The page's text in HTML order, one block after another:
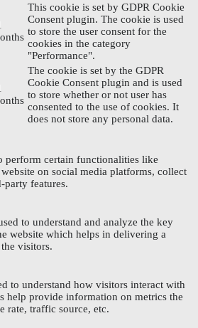
This cookie is set by GDPR Cookie
Consent plugin. The cookie is used
to store the user consent for the
cookies in the category
"Performance".
The cookie is set by the GDPR
Cookie Consent plugin and is used
to store whether or not user has
consented to the use of cookies. It
does not store any personal data.
perform certain functionalities like
on social media platforms, collect
party features.
to understand and analyze the key
website which helps in delivering a
visitors.
to understand how visitors interact with
help provide information on metrics the
rate, traffic source, etc.